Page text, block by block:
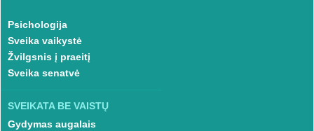
Psichologija
Sveika vaikystė
Žvilgsnis į praeitį
Sveika senatvė
SVEIKATA BE VAISTŲ
Gydymas augalais